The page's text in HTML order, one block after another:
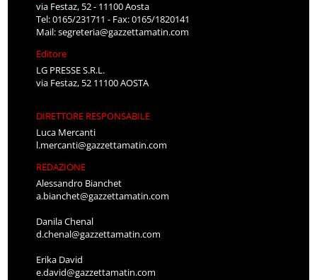
via Festaz, 52 - 11100 Aosta
Tel: 0165/231711 - Fax: 0165/1820141
Mail:segreteria@gazzettamatin.com
Editore
LG PRESSE S.R.L.
via Festaz, 52 11100 AOSTA
DIRETTORE RESPONSABILE
Luca Mercanti
l.mercanti@gazzettamatin.com
REDAZIONE
Alessandro Bianchet
a.bianchet@gazzettamatin.com
Danila Chenal
d.chenal@gazzettamatin.com
Erika David
e.david@gazzettamatin.com